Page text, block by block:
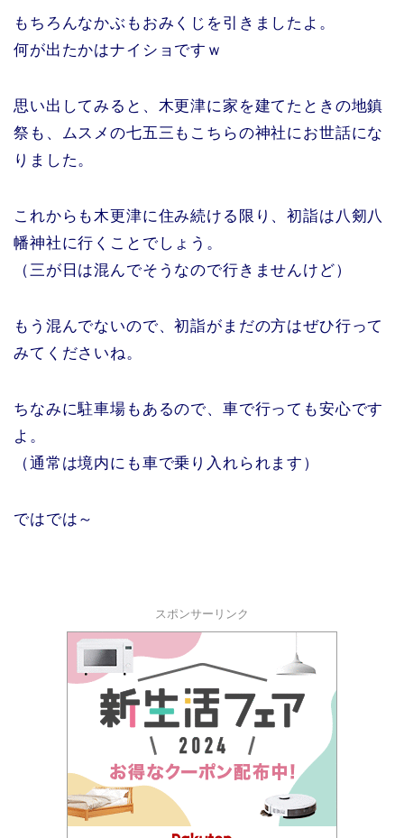
もちろんなかぶもおみくじを引きましたよ。
何が出たかはナイショですｗ
思い出してみると、木更津に家を建てたときの地鎮
祭も、ムスメの七五三もこちらの神社にお世話にな
りました。
これからも木更津に住み続ける限り、初詣は八剱八
幡神社に行くことでしょう。
（三が日は混んでそうなので行きませんけど）
もう混んでないので、初詣がまだの方はぜひ行って
みてくださいね。
ちなみに駐車場もあるので、車で行っても安心です
よ。
（通常は境内にも車で乗り入れられます）
ではでは～
スポンサーリンク